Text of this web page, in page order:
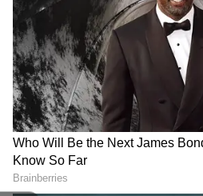
Related Articles